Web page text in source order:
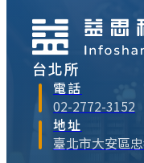
台北所
電話
02-2772-3152
地址
臺北市大安區